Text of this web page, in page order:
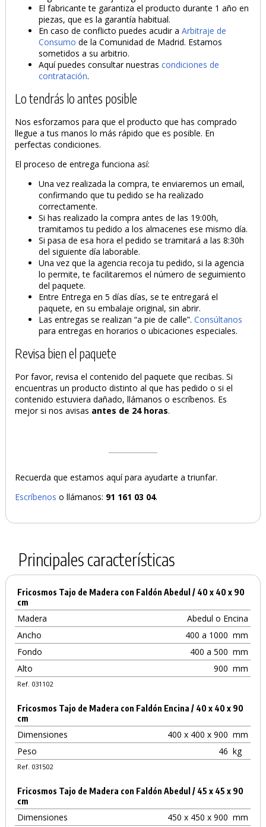
PRODUCTO AÑADIDO AL CARRITO
El fabricante te garantiza el producto durante 1 año en
piezas, que es la garantía habitual.
En caso de conflicto puedes acudir aArbitraje de
Consumo de la Comunidad de Madrid. Estamos
sometidos a su arbitrio.
Aquí puedes consultar nuestrascondiciones de
contratación.
Lo tendrás lo antes posible
Nos esforzamos para que el producto que has comprado
llegue a tus manos lo más rápido que es posible. En
perfectas condiciones.
El proceso de entrega funciona así:
Una vez realizada la compra, te enviaremos un email,
confirmando que tu pedido se ha realizado
correctamente.
Si has realizado la compra antes de las 19:00h,
tramitamos tu pedido a los almacenes ese mismo día.
Si pasa de esa hora el pedido se tramitará a las 8:30h
del siguiente día laborable.
Una vez que la agencia recoja tu pedido, si la agencia
lo permite, te facilitaremos el número de seguimiento
del paquete.
Entre Entrega en 5 días días, se te entregará el
paquete, en su embalaje original, sin abrir.
Las entregas se realizan “a pie de calle”.Consúltanos
para entregas en horarios o ubicaciones especiales.
Revisa bien el paquete
Por favor, revisa el contenido del paquete que recibas. Si
encuentras un producto distinto al que has pedido o si el
contenido estuviera dañado, llámanos o escríbenos. Es
mejor si nos avisas antes de 24 horas.
Recuerda que estamos aquí para ayudarte a triunfar.
Escríbenos o llámanos: 91 161 03 04.
Principales características
Fricosmos Tajo de Madera con Faldón Abedul / 40 x 40 x 90
cm
Madera
Abedul o Encina
Ancho
400 a 1000 mm
Fondo
400 a 500 mm
Alto
900 mm
Ref. 031102
Fricosmos Tajo de Madera con Faldón Encina / 40 x 40 x 90
cm
Dimensiones 400 x 400 x 900 mm
Peso
46 kg
Ref. 031502
Fricosmos Tajo de Madera con Faldón Abedul / 45 x 45 x 90
cm
Dimensiones 450 x 450 x 900 mm